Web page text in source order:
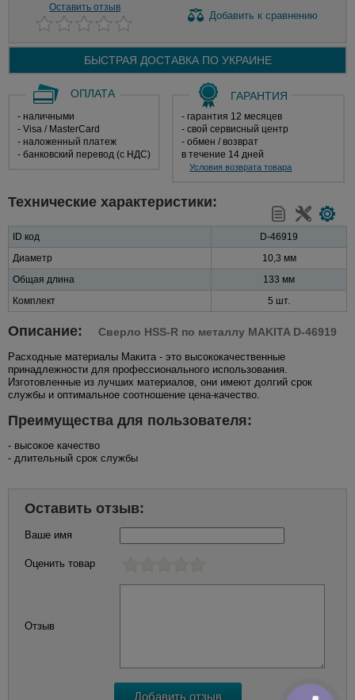
Оставить отзыв
Добавить к сравнению
БЫСТРАЯ ДОСТАВКА ПО УКРАИНЕ
ОПЛАТА
- наличными
- Visa / MasterCard
- наложенный платеж
- банковский перевод (с НДС)
ГАРАНТИЯ
- гарантия 12 месяцев
- свой сервисный центр
- обмен / возврат
в течение 14 дней
Условия возврата товара
Технические характеристики:
ID код
D-46919
Диаметр
10,3 мм
Общая длина
133 мм
Комплект
5 шт.
Описание: Сверло HSS-R по металлу MAKITA D-46919
Расходные материалы Макита - это высококачественные
принадлежности для профессионального использования.
Изготовленные из лучших материалов, они имеют долгий срок
службы и оптимальное соотношение цена-качество.
Преимущества для пользователя:
- высокое качество
- длительный срок службы
Оставить отзыв:
Ваше имя
Оценить товар
Отзыв